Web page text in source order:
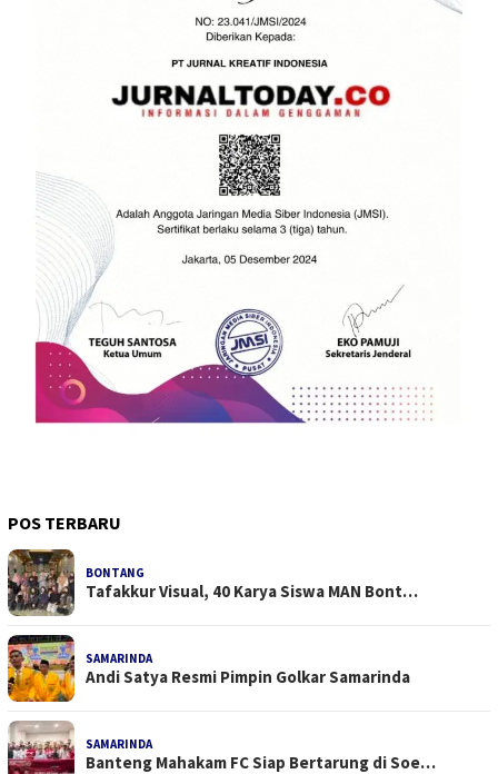
POS TERBARU
BONTANG
Tafakkur Visual, 40 Karya Siswa MAN Bont…
SAMARINDA
Andi Satya Resmi Pimpin Golkar Samarinda
SAMARINDA
Banteng Mahakam FC Siap Bertarung di Soe…